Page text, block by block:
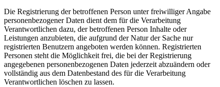
Die Registrierung der betroffenen Person unter freiwilliger Angabe
personenbezogener Daten dient dem für die Verarbeitung
Verantwortlichen dazu, der betroffenen Person Inhalte oder
Leistungen anzubieten, die aufgrund der Natur der Sache nur
registrierten Benutzern angeboten werden können. Registrierten
Personen steht die Möglichkeit frei, die bei der Registrierung
angegebenen personenbezogenen Daten jederzeit abzuändern oder
vollständig aus dem Datenbestand des für die Verarbeitung
Verantwortlichen löschen zu lassen.